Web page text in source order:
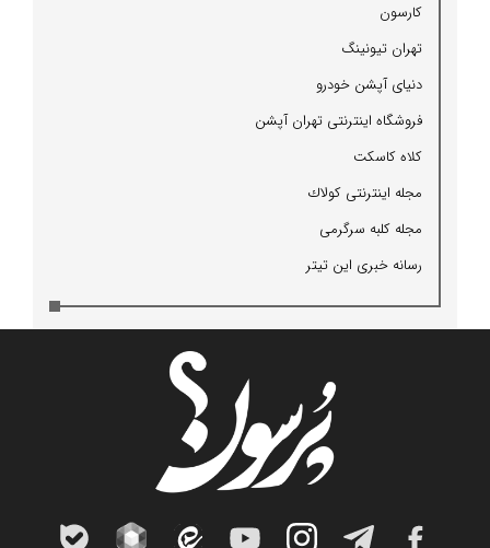
كارسون
تهران تیونینگ
دنیای آپشن خودرو
فروشگاه اینترنتی تهران آپشن
كلاه كاسكت
مجله اینترنتی كولاك
مجله كلبه سرگرمی
رسانه خبری این تیتر